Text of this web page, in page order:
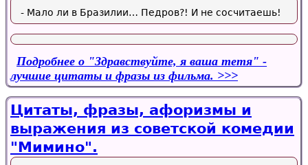
- Мало ли в Бразилии… Педров?! И не сосчитаешь!
Подробнее о "Здравствуйте, я ваша тетя" -
лучшие цитаты и фразы из фильма.
Цитаты, фразы, афоризмы и
выражения из советской комедии
"Мимино".